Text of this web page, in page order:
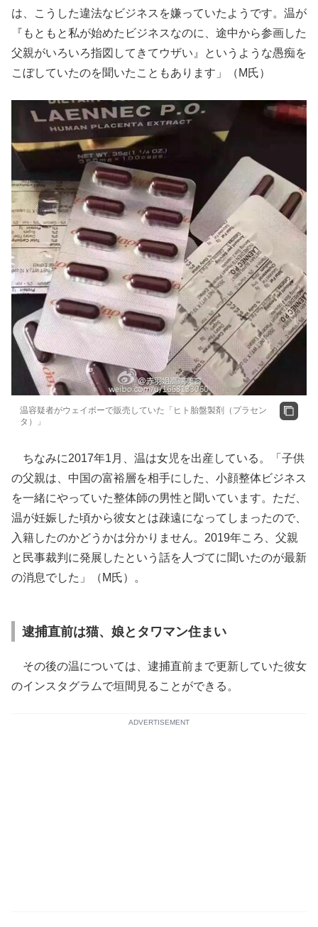
は、こうした違法なビジネスを嫌っていたようです。温が
『もともと私が始めたビジネスなのに、途中から参画した
父親がいろいろ指図してきてウザい』というような愚痴を
こぼしていたのを聞いたこともあります」（M氏）
温容疑者がウェイボーで販売していた「ヒト胎盤製剤（プラセン
タ）」
ちなみに2017年1月、温は女児を出産している。「子供
の父親は、中国の富裕層を相手にした、小顔整体ビジネス
を一緒にやっていた整体師の男性と聞いています。ただ、
温が妊娠した頃から彼女とは疎遠になってしまったので、
入籍したのかどうかは分かりません。2019年ころ、父親
と民事裁判に発展したという話を人づてに聞いたのが最新
の消息でした」（M氏）。
逮捕直前は猫、娘とタワマン住まい
その後の温については、逮捕直前まで更新していた彼女
のインスタグラムで垣間見ることができる。
ADVERTISEMENT